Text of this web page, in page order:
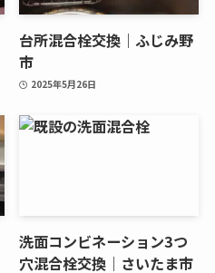
台所混合栓交換｜ふじみ野
市
2025年5月26日
洗面コンビネーション3つ
穴混合栓交換｜さいたま市